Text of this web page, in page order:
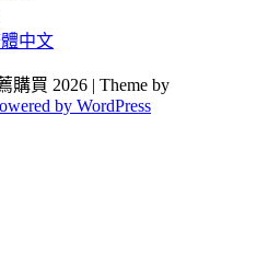
體中文
購買 2026 | Theme by
by WordPress